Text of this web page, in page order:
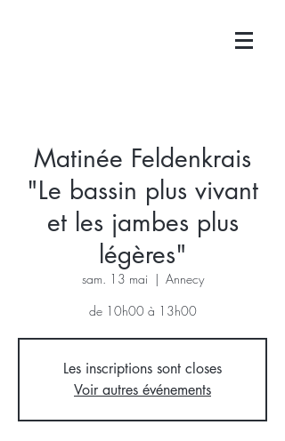
Matinée Feldenkrais
"Le bassin plus vivant
et les jambes plus
légères"
sam. 13 mai
  |
Annecy
de 10h00 à 13h00
Les inscriptions sont closes
Voir autres événements